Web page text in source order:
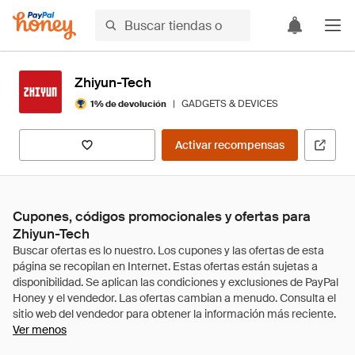
Zhiyun-Tech
1% de devolución | GADGETS & DEVICES
Activar recompensas
Cupones, códigos promocionales y ofertas para
Zhiyun-Tech
Ver menos